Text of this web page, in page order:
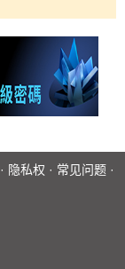
· 隐私权 · 常见问题 ·